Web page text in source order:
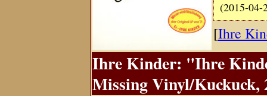
(2015-04-
[Ihre
Ihre Kinder: "Ihre
Missing Vinyl/Kuckuck,